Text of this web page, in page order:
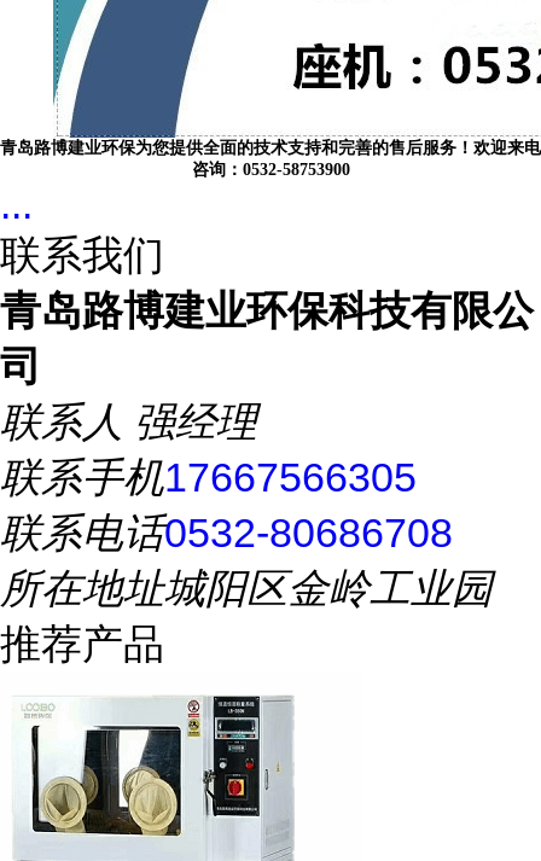
青岛路博建业环保为您提供全面的技术支持和完善的售后服务！欢迎来电
咨询：0532-58753900
...
联系我们
青岛路博建业环保科技有限公
司
联系人 强经理
联系手机17667566305
联系电话0532-80686708
所在地址城阳区金岭工业园
推荐产品